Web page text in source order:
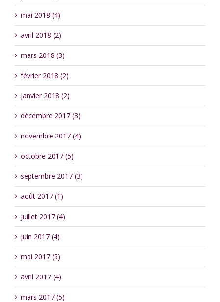
mai 2018 (4)
avril 2018 (2)
mars 2018 (3)
février 2018 (2)
janvier 2018 (2)
décembre 2017 (3)
novembre 2017 (4)
octobre 2017 (5)
septembre 2017 (3)
août 2017 (1)
juillet 2017 (4)
juin 2017 (4)
mai 2017 (5)
avril 2017 (4)
mars 2017 (5)